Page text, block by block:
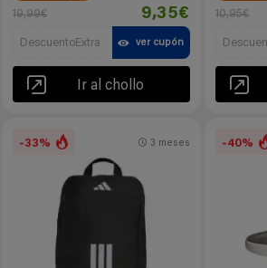
19,99€
9,35€
DescuentoExtra ver cupón
Ir al chollo
10,95€
-33% 3 meses -40%